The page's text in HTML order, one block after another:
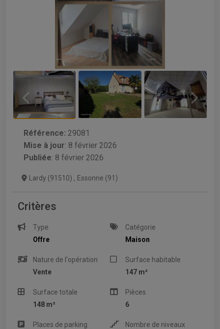
Référence: 29081
Mise à jour: 8 février 2026
Publiée: 8 février 2026
Lardy (91510) , Essonne (91)
Critères
Type
Offre
Catégorie
Maison
Nature de l'opération
Vente
Surface habitable
147 m²
Surface totale
148 m²
Pièces
6
Places de parking
Nombre de niveaux